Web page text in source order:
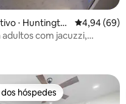
de 5, 19 avaliações
⋅ Huntingto
4,94 de
4,94 (69)
adultos com jacuzzi,
preferidos dos hóspedes
hóspedes